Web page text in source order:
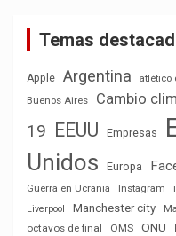
Temas
Apple Argentina atlético
Buenos Aires
Cambio
19 EEUU Empresas
Unidos
Europa
Guerra en Ucrania Instagram
Liverpool Manchester city
octavos de final OMS ONU